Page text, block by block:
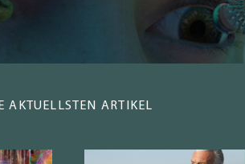
AKTUELLSTEN ARTIKEL